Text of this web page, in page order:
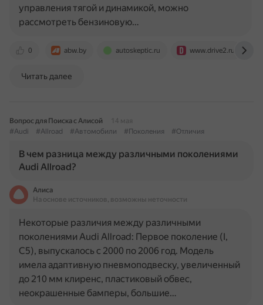
0 abw.by autoskeptic.ru www.drive2.ru
управления тягой и динамикой, можно
рассмотреть бензиновую…
Читать далее
Вопрос для Поиска с Алисой
14 мая
#Audi
#Allroad #Автомобили #Поколения #Отличия
В чем разница между различными поколениями
Audi Allroad?
Алиса
На основе источников, возможны неточности
Некоторые различия между различными
поколениями Audi Allroad: Первое поколение (I,
C5), выпускалось с 2000 по 2006 год. Модель
имела адаптивную пневмоподвеску, увеличенный
до 210 мм клиренс, пластиковый обвес,
неокрашенные бамперы, большие…